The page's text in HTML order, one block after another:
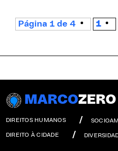
Página 1 de 4 1
MARCOZERO
DIREITOS HUMANOS
DIREITO À CIDADE